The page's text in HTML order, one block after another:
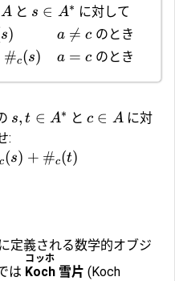
Aと s ∈ A∗ に対して
s)
#c(s)
a 
= c のとき
a = c のとき
s, t ∈ A∗ とc ∈ Aに対
:
c(s) + #c(t)
定義される数学的オブジ
は Koch
コッホ
雪片 (Koch